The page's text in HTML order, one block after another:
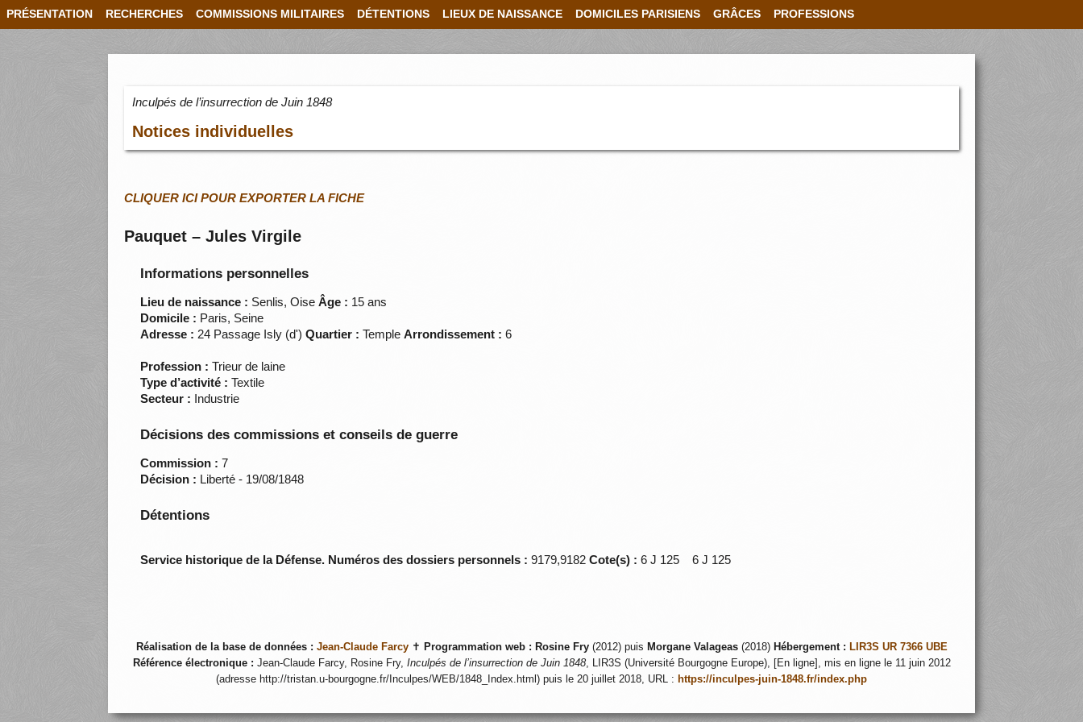
PRÉSENTATION RECHERCHES COMMISSIONS MILITAIRES DÉTENTIONS LIEUX DE NAISSANCE DOMICILES PARISIENS GRÂCES PROFESSIONS
Inculpés de l’insurrection de Juin 1848
Notices individuelles
CLIQUER ICI POUR EXPORTER LA FICHE
Pauquet – Jules Virgile
Informations personnelles
Lieu de naissance : Senlis, Oise Âge : 15 ans
Domicile : Paris, Seine
Adresse : 24 Passage Isly (d')Quartier : TempleArrondissement : 6
Profession : Trieur de laine
Type d’activité : Textile
Secteur : Industrie
Décisions des commissions et conseils de guerre
Commission : 7
Décision : Liberté - 19/08/1848
Détentions
Service historique de la Défense. Numéros des dossiers personnels :9179,9182Cote(s) : 6 J 125 6 J 125
Réalisation de la base de données : Jean-Claude Farcy✝ Programmation web : Rosine Fry(2012) puis Morgane Valageas(2018) Hébergement : LIR3S UR 7366 UBE
Référence électronique : Jean-Claude Farcy, Rosine Fry, Inculpés de l’insurrection de Juin 1848, LIR3S (Université Bourgogne Europe), [En ligne], mis en ligne le 11 juin 2012
(adresse http://tristan.u-bourgogne.fr/Inculpes/WEB/1848_Index.html) puis le 20 juillet 2018, URL : https://inculpes-juin-1848.fr/index.php